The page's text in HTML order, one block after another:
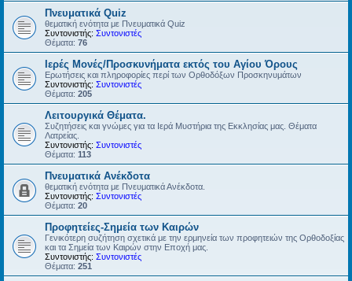
Πνευματικά Quiz
θεματική ενότητα με Πνευματικά Quiz
Συντονιστής: Συντονιστές
Θέματα: 76
Ιερές Μονές/Προσκυνήματα εκτός του Αγίου Όρους
Ερωτήσεις και πληροφορίες περί των Ορθοδόξων Προσκηνυμάτων
Συντονιστής: Συντονιστές
Θέματα: 205
Λειτουργικά Θέματα.
Συζητήσεις και γνώμες για τα Ιερά Μυστήρια της Εκκλησίας μας. Θέματα
Λατρείας.
Συντονιστής: Συντονιστές
Θέματα: 113
Πνευματικά Ανέκδοτα
θεματική ενότητα με Πνευματικά Ανέκδοτα.
Συντονιστής: Συντονιστές
Θέματα: 20
Προφητείες-Σημεία των Καιρών
Γενικότερη συζήτηση σχετικά με την ερμηνεία των προφητειών της Ορθοδοξίας
και τα Σημεία των Καιρών στην Εποχή μας.
Συντονιστής: Συντονιστές
Θέματα: 251